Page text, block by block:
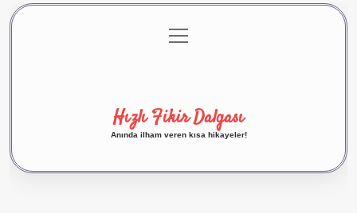
Gizlilik Politikası
menüyü
aç
Hızlı Fikir Dalgası
Anında ilham veren kısa hikayeler!